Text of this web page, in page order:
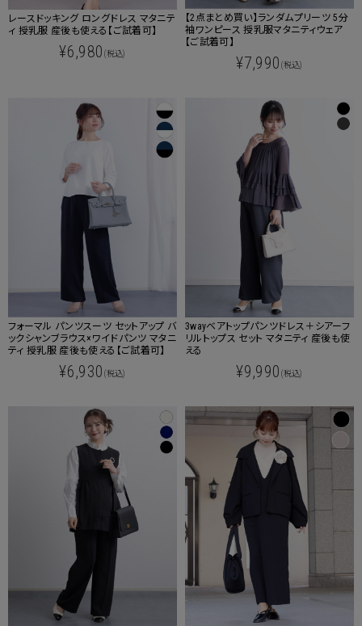
レースドッキング ロングドレス マタニテ
ィ 授乳服 産後も使える【ご試着可】
¥6,980 (税込)
【2点まとめ買い】ランダムプリーツ 5分
袖ワンピース 授乳服マタニティウェア
【ご試着可】
¥7,990 (税込)
フォーマル パンツスーツ セットアップ バ
ックシャンブラウス×ワイドパンツ マタニ
ティ 授乳服 産後も使える【ご試着可】
¥6,930 (税込)
3wayベアトップパンツドレス＋シアーフ
リルトップス セット マタニティ 産後も使
える
¥9,990 (税込)